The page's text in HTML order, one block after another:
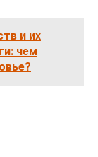
и их
чем